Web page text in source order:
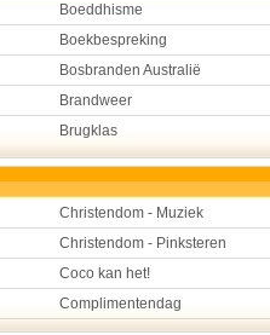
Boeddhisme
Boekbespreking
Bosbranden Australië
Brandweer
Brugklas
Christendom - Muziek
Christendom - Pinksteren
Coco kan het!
Complimentendag